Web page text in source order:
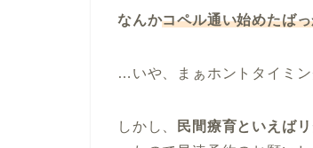
なんかコペル通い始めたば
…いや、まぁホントタイミ
しかし、 民間療育といえば